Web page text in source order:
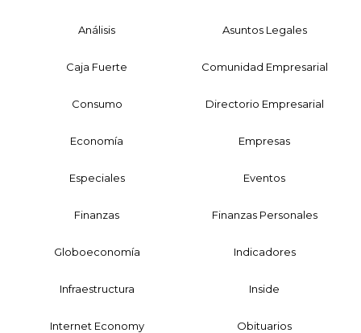
Análisis Asuntos Legales
Caja Fuerte Comunidad Empresarial
Consumo Directorio Empresarial
Economía Empresas
Especiales Eventos
Finanzas Finanzas Personales
Globoeconomía Indicadores
Infraestructura Inside
Internet Economy Obituarios